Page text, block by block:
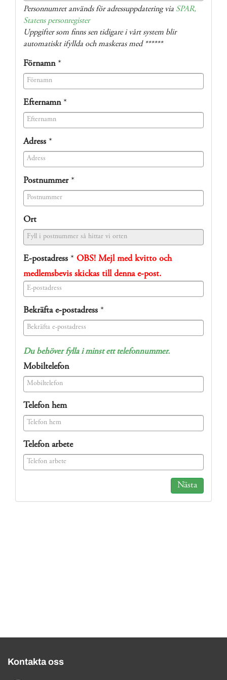
(success)
Personnumret används för adressuppdatering via SPAR,
Statens personregister
Uppgifter som finns sen tidigare i vårt system blir
automatiskt ifyllda och maskeras med ******
Förnamn*
Efternamn*
Adress *
Postnummer*
Ort
E-postadress * OBS! Mejl med kvitto och
medlemsbevis skickas till denna e-post.
Bekräfta e-postadress *
Du behöver fylla i minst ett telefonnummer.
Mobiltelefon
Telefon hem
Telefon arbete
Nästa
Kontakta oss